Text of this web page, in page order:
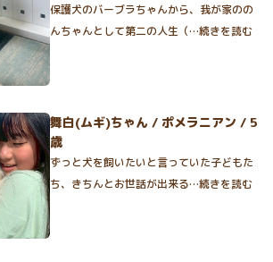
保護犬のバーブラちゃんから、我が家のの
んちゃんとして第二の人生（…続きを読む
舞白(ムギ)ちゃん / ポメラニアン / 5
歳
ずっと犬を飼いたいと言っていた子どもた
ち、きちんとお世話が出来る…続きを読む